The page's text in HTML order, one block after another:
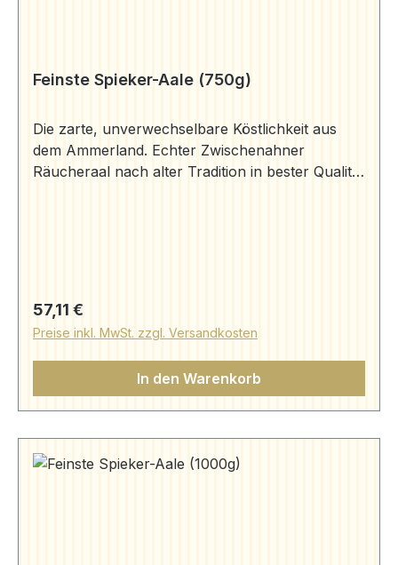
Feinste Spieker-Aale (750g)
Die zarte, unverwechselbare Köstlichkeit aus
dem Ammerland. Echter Zwischenahner
Räucheraal nach alter Tradition in bester Qualität
Räucheraal (250g) | Aale | Aal Bruns (aal-
bruns.de) Schwarzbrot (250g) | Präsente | Aal
Bruns (aal-bruns.de)
Regulärer Preis:
57,11 €
Preise inkl. MwSt. zzgl. Versandkosten
In den Warenkorb